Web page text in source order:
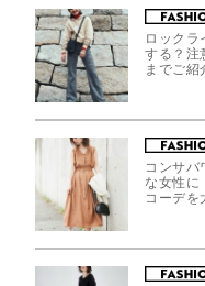
ロックラ
する？注
までご紹
コンサバ
な女性に
コーデを